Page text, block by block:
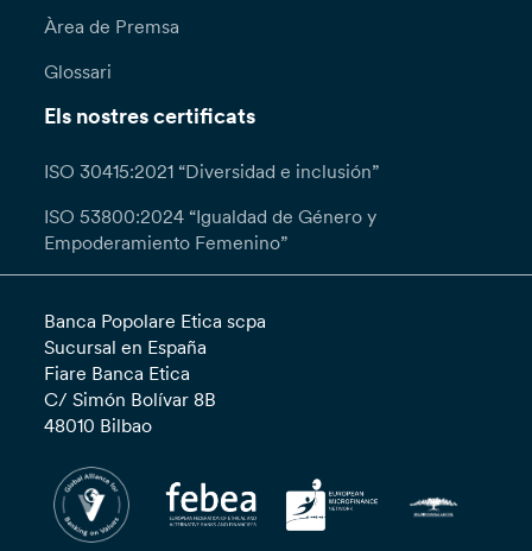
Àrea de Premsa
Glossari
Els nostres certificats
ISO 30415:2021 “Diversidad e inclusión”
ISO 53800:2024 “Igualdad de Género y
Empoderamiento Femenino”
Banca Popolare Etica scpa
Sucursal en España
Fiare Banca Etica
C/ Simón Bolívar 8B
48010 Bilbao